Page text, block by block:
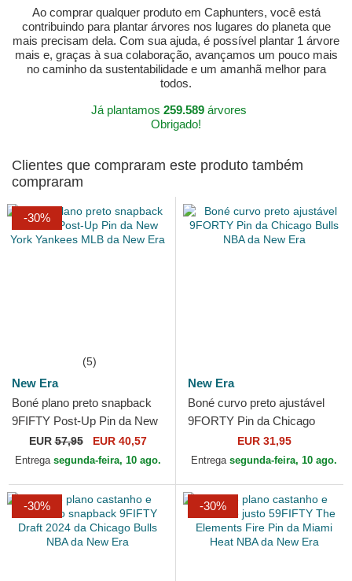
Ao comprar qualquer produto em Caphunters, você está
contribuindo para plantar árvores nos lugares do planeta que
mais precisam dela. Com sua ajuda, é possível plantar 1 árvore
mais e, graças à sua colaboração, avançamos um pouco mais
no caminho da sustentabilidade e um amanhã melhor para
todos.
Já plantamos 259.589árvores
Obrigado!
Clientes que compraram este produto também
compraram
-30%
(5)
New Era
Boné plano preto snapback
9FIFTY Post-Up Pin da New
York Yankees MLB da New
Era
EUR57,95 EUR 40,57
Entrega segunda-feira, 10 ago.
New Era
Boné curvo preto ajustável
9FORTY Pin da Chicago
Bulls NBA da New Era
EUR 31,95
Entrega segunda-feira, 10 ago.
-30% -30%